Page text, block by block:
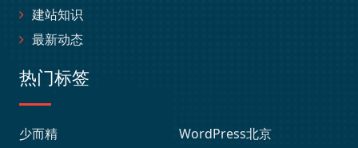
建站知识
最新动态
热门标签
少而精
WordPress北京